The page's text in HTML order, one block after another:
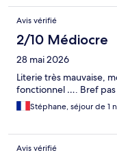
Avis vérifié
2/10 Médiocre
28 mai 2026
Literie très mauvaise,
fonctionnel …. Bref pas
Stéphane, séjour de 1
Avis vérifié